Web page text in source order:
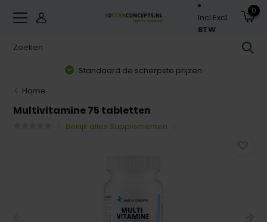
Incl.Excl.
BTW
0
Standaard de scherpste prijzen
Home
Multivitamine 75 tabletten
Bekijk alles Supplementen